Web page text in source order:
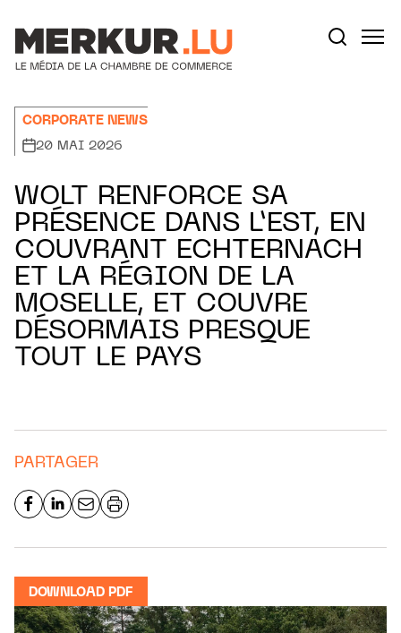
CORPORATE NEWS
20 MAI 2026
WOLT RENFORCE SA
PRÉSENCE DANS L’EST, EN
COUVRANT ECHTERNACH
ET LA RÉGION DE LA
MOSELLE, ET COUVRE
DÉSORMAIS PRESQUE
TOUT LE PAYS
PARTAGER
DOWNLOAD PDF